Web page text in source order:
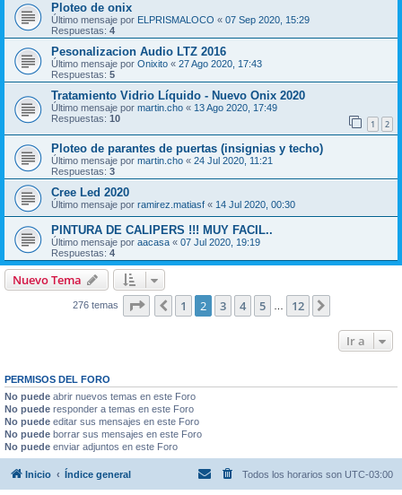
Ploteo de onix
Último mensaje por ELPRISMALOCO « 07 Sep 2020, 15:29
Respuestas: 4
Pesonalizacion Audio LTZ 2016
Último mensaje por Onixito « 27 Ago 2020, 17:43
Respuestas: 5
Tratamiento Vidrio Líquido - Nuevo Onix 2020
Último mensaje por martin.cho « 13 Ago 2020, 17:49
Respuestas: 10 1 2
Ploteo de parantes de puertas (insignias y techo)
Último mensaje por martin.cho « 24 Jul 2020, 11:21
Respuestas: 3
Cree Led 2020
Último mensaje por ramirez.matiasf « 14 Jul 2020, 00:30
PINTURA DE CALIPERS !!! MUY FACIL..
Último mensaje por aacasa « 07 Jul 2020, 19:19
Respuestas: 4
Nuevo Tema
276 temas Página de 12
Anterior
1 2 3 4 5 12
Ir a
PERMISOS DEL FORO
No puede abrir nuevos temas en este Foro
No puede responder a temas en este Foro
No puede editar sus mensajes en este Foro
No puede borrar sus mensajes en este Foro
No puede enviar adjuntos en este Foro
Inicio Índice general Todos los horarios son UTC-03:00